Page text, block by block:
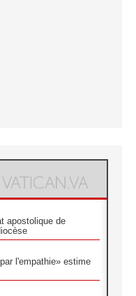
apostolique de
l'empathie» estime